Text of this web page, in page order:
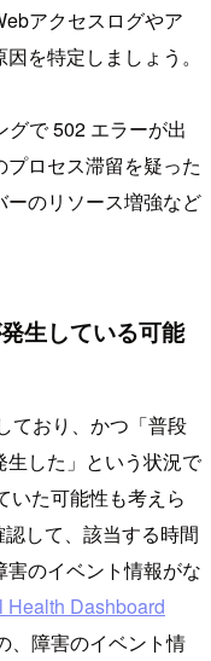
アクセスログやア
を特定しましょう。
で 502 エラーが出
ロセス滞留を疑った
ーのリソース増強など
生している可能
ており、かつ「普段
した」という状況で
いた可能性も考えら
して、該当する時間
のイベント情報がな
Health Dashboard
、障害のイベント情